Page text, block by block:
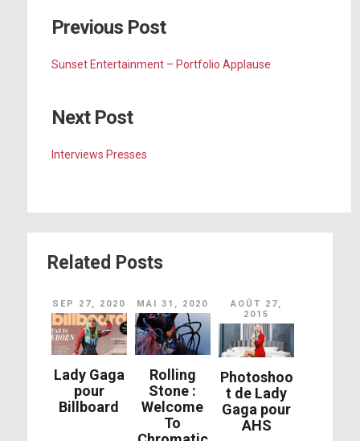
Previous Post
Sunset Entertainment – Portfolio Applause
Next Post
Interviews Presses
Related Posts
SEP 27, 2020
Lady Gaga
pour
Billboard
MAI 31, 2020
Rolling
Stone :
Welcome
To
AOÛT 27,
2015
Photoshoo
t de Lady
Gaga pour
AHS